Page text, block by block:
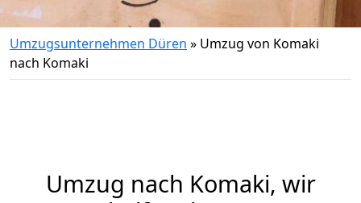
Umzugsunternehmen Düren » Umzug von Komaki
nach Komaki
Umzug nach Komaki, wir